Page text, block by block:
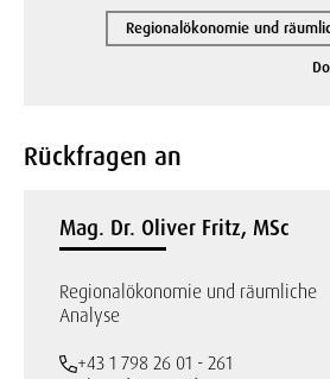
Regionalökonomie und
Rückfragen an
Mag. Dr. Oliver Fritz, MSc
Regionalökonomie und räumliche
Analyse
+43 1 798 26 01 - 261